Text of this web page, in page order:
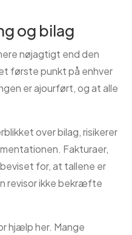
og bilag
nøjagtigt end den
første punkt på enhver
er ajourført, og at alle
over bilag, risikerer
Fakturaer,
for, at tallene er
revisor ikke bekræfte
hjælp her. Mange